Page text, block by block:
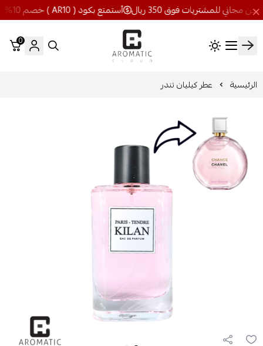
أستمتع بكود ( AR10 ) خصم 10% شحن مجاني للمشتريات فوق 350 ريال
اروماتيك كلاود
0
الرئيسية عطر كيليان تندر